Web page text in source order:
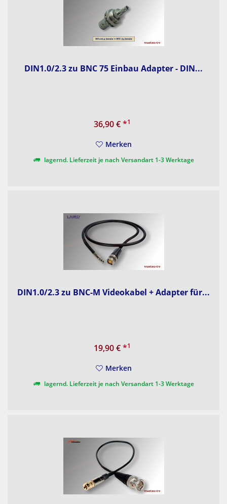
DIN1.0/2.3 zu BNC 75 Einbau Adapter - DIN...
36,90 €*1
Merken
lagernd. Lieferzeit je nach Versandart 1-3 Werktage
DIN1.0/2.3 zu BNC-M Videokabel + Adapter für...
19,90 €*1
Merken
lagernd. Lieferzeit je nach Versandart 1-3 Werktage